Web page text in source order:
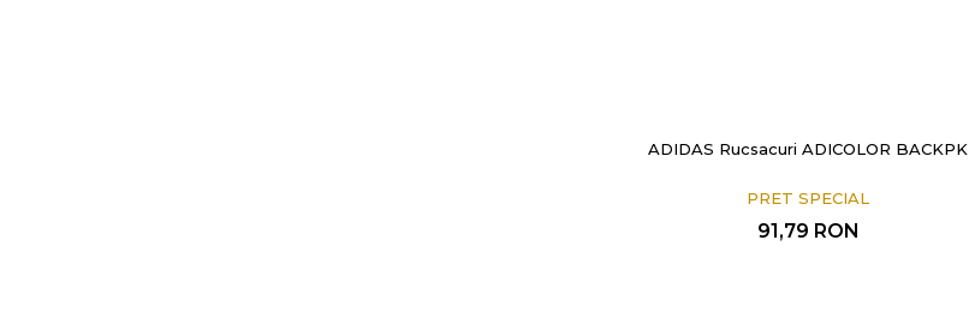
ADIDAS Rucsacuri ADICOLOR BACKPK
PRET SPECIAL
91,79 RON